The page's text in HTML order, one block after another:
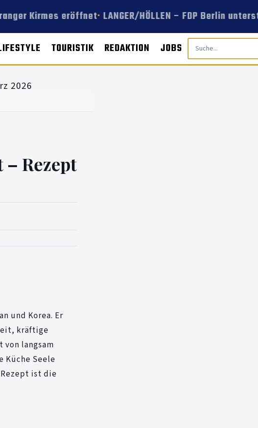
Kirmes eröffnet LANGER/HÖLLEN – FDP Berlin
TOURISTIK REDAKTION JOBS
Rezept
und Korea. Er
kräftige
von langsam
Küche Seele
ist die